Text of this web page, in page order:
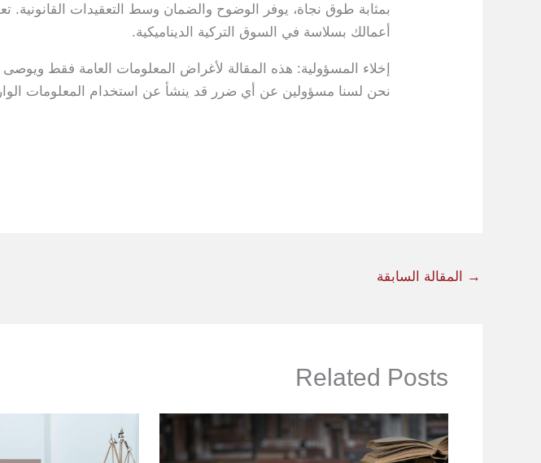
بمثابة طوق نجاة، يوفر الوضوح والضمان وسط التعقيدات
أعمالك بسلاسة في السوق التركية الديناميكية.
إخلاء المسؤولية: هذه المقالة لأغراض المعلومات العامة فقط
نحن لسنا مسؤولين عن أي ضرر قد ينشأ عن استخدام المعلومات
→ المقالة السابقة
Related Posts